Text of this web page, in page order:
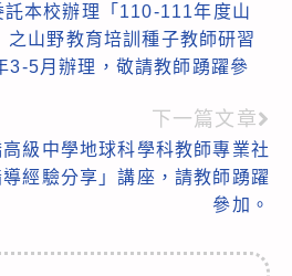
託本校辦理「110-111年度山
之山野教育培訓種子教師研習
3-5月辦理，敬請教師踴躍參
下一篇文章
級中學地球科學科教師專業社
經驗分享」講座，請教師踴躍
參加。